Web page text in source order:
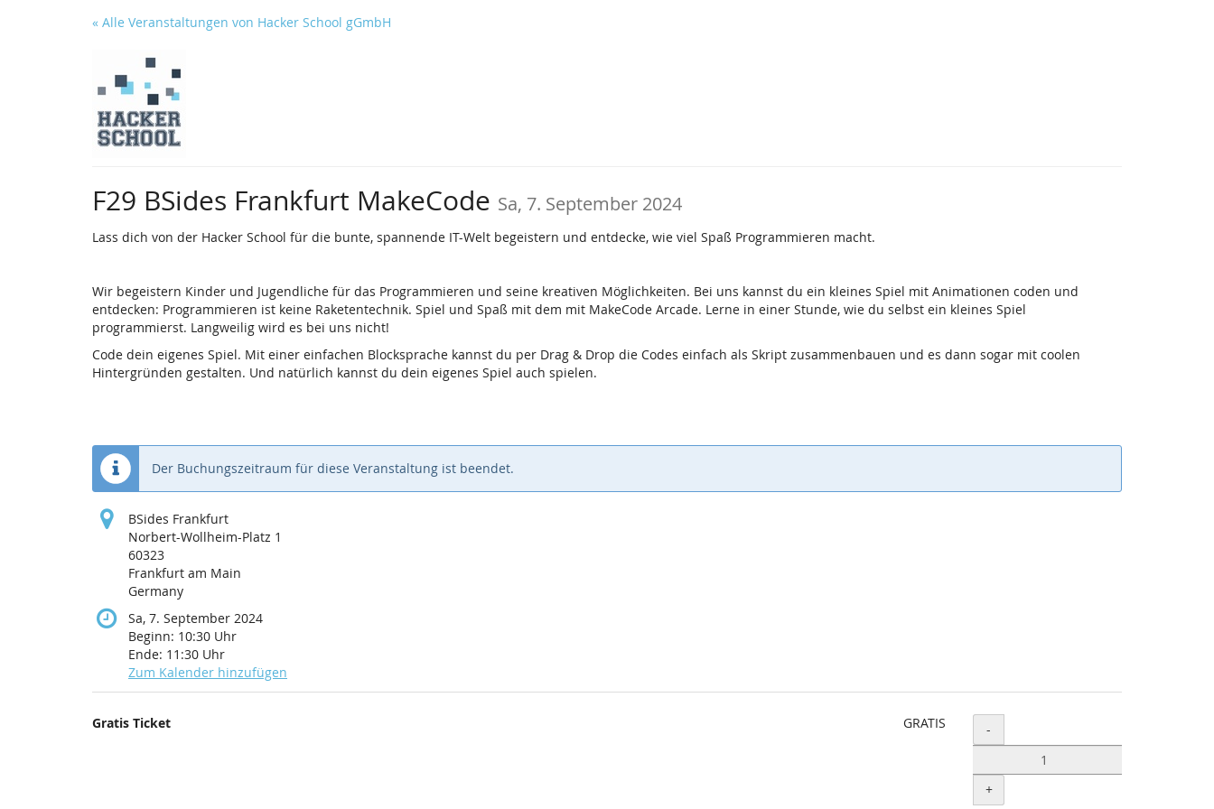
« Alle Veranstaltungen von Hacker School gGmbH
F29 BSides Frankfurt MakeCode Sa, 7. September 2024
Lass dich von der Hacker School für die bunte, spannende IT-Welt begeistern und entdecke, wie viel Spaß Programmieren macht.
Wir begeistern Kinder und Jugendliche für das Programmieren und seine kreativen Möglichkeiten. Bei uns kannst du ein kleines Spiel mit Animationen coden und
entdecken: Programmieren ist keine Raketentechnik. Spiel und Spaß mit dem mit MakeCode Arcade. Lerne in einer Stunde, wie du selbst ein kleines Spiel
programmierst. Langweilig wird es bei uns nicht!
Code dein eigenes Spiel. Mit einer einfachen Blocksprache kannst du per Drag & Drop die Codes einfach als Skript zusammenbauen und es dann sogar mit coolen
Hintergründen gestalten. Und natürlich kannst du dein eigenes Spiel auch spielen.
Der Buchungszeitraum für diese Veranstaltung ist beendet.
BSides Frankfurt
Norbert-Wollheim-Platz 1
60323
Frankfurt am Main
Germany
Sa, 7. September 2024
Beginn: 10:30 Uhr
Ende: 11:30 Uhr
Zum Kalender hinzufügen
Produkte
Gratis Ticket GRATIS Menge
-
+